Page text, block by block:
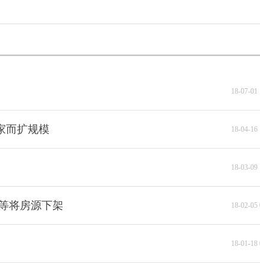
18-07-01
18-04-16
而扩规模
18-03-09
18-02-05
将房源下架
18-01-18